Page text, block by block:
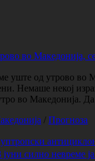
во Македонија,
уште од утрово во
Немаше некој
во Македонија.
/ Прогноза
силно невреме